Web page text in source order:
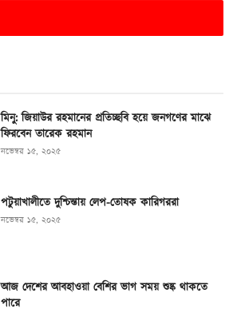
মিনু: জিয়াউর রহমানের প্রতিচ্ছবি হয়ে জনগণের মাঝে
ফিরবেন তারেক রহমান
নভেম্বর ১৫, ২০২৫
পটুয়াখালীতে দুশ্চিন্তায় লেপ-তোষক কারিগররা
নভেম্বর ১৫, ২০২৫
আজ দেশের আবহাওয়া বেশির ভাগ সময় শুষ্ক থাকতে
পারে